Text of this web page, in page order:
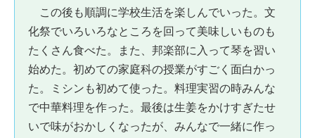
この後も順調に学校生活を楽しんでいった。文
化祭でいろいろなところを回って美味しいものも
たくさん食べた。また、邦楽部に入って琴を習い
始めた。初めての家庭科の授業がすごく面白かっ
た。ミシンも初めて使った。料理実習の時みんな
で中華料理を作った。最後は生姜をかけすぎたせ
いで味がおかしくなったが、みんなで一緒に作っ